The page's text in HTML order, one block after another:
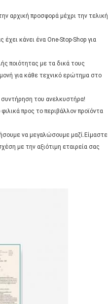
αρχική προσφορά μέχρι την τελική
κάνει ένα One-Stop-Shop για
ποιότητας με τα δικά τους
για κάθε τεχνικό ερώτημα στο
συντήρηση του ανελκυστήρα!
προς το περιβάλλον προϊόντα
να μεγαλώσουμε μαζί.Είμαστε
με την αξιότιμη εταιρεία σας